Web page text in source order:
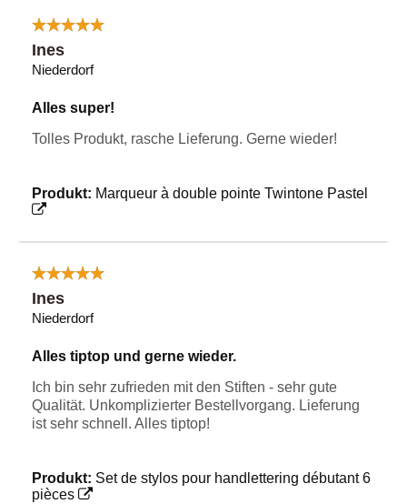
Ines
Niederdorf
Alles super!
Tolles Produkt, rasche Lieferung. Gerne wieder!
Produkt: Marqueur à double pointe Twintone Pastel
Ines
Niederdorf
Alles tiptop und gerne wieder.
Ich bin sehr zufrieden mit den Stiften - sehr gute
Qualität. Unkomplizierter Bestellvorgang. Lieferung
ist sehr schnell. Alles tiptop!
Produkt: Set de stylos pour handlettering débutant 6
pièces